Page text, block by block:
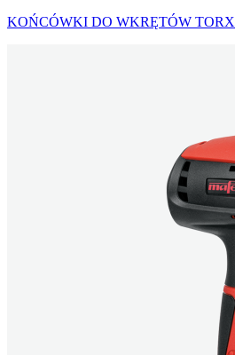
KOŃCÓWKI DO WKRĘTÓW TORX